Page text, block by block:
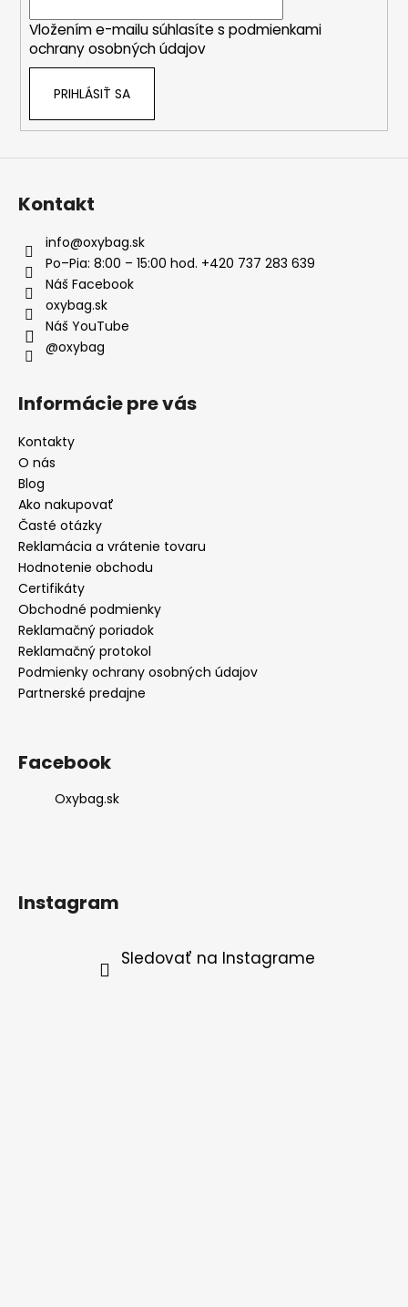
Vložením e-mailu súhlasíte s podmienkami
ochrany osobných údajov
PRIHLÁSIŤ SA
Kontakt
info@oxybag.sk
Po–Pia: 8:00 – 15:00 hod. +420 737 283 639
Náš Facebook
oxybag.sk
Náš YouTube
@oxybag
Informácie pre vás
Kontakty
O nás
Blog
Ako nakupovať
Časté otázky
Reklamácia a vrátenie tovaru
Hodnotenie obchodu
Certifikáty
Obchodné podmienky
Reklamačný poriadok
Reklamačný protokol
Podmienky ochrany osobných údajov
Partnerské predajne
Facebook
Oxybag.sk
Instagram
Sledovať na Instagrame